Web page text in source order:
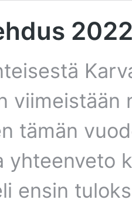
viimeistään
tämän
yhteenveto
ensin